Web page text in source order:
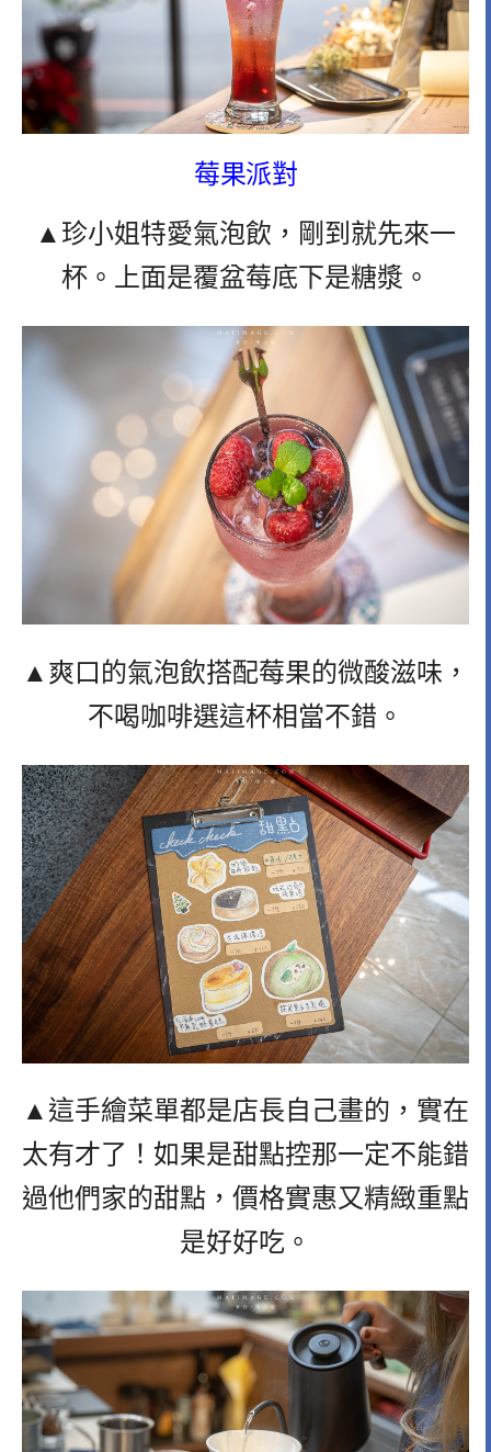
莓果派對
▲珍小姐特愛氣泡飲，剛到就先來一
杯。上面是覆盆莓底下是糖漿。
▲爽口的氣泡飲搭配莓果的微酸滋味，
不喝咖啡選這杯相當不錯。
▲這手繪菜單都是店長自己畫的，實在
太有才了！如果是甜點控那一定不能錯
過他們家的甜點，價格實惠又精緻重點
是好好吃。